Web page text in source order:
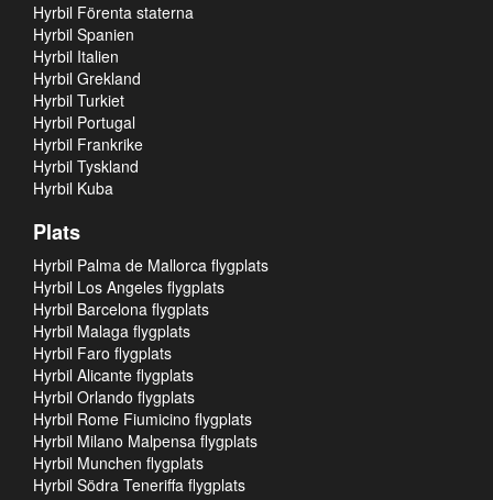
Hyrbil Förenta staterna
Hyrbil Spanien
Hyrbil Italien
Hyrbil Grekland
Hyrbil Turkiet
Hyrbil Portugal
Hyrbil Frankrike
Hyrbil Tyskland
Hyrbil Kuba
Plats
Hyrbil Palma de Mallorca flygplats
Hyrbil Los Angeles flygplats
Hyrbil Barcelona flygplats
Hyrbil Malaga flygplats
Hyrbil Faro flygplats
Hyrbil Alicante flygplats
Hyrbil Orlando flygplats
Hyrbil Rome Fiumicino flygplats
Hyrbil Milano Malpensa flygplats
Hyrbil Munchen flygplats
Hyrbil Södra Teneriffa flygplats